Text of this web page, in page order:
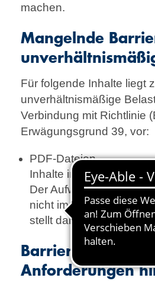
machen.
Mangelnde
Für folgende Inhalte liegt
unverhältnismäßige
Verbindung mit Richtlinie
Erwägungsgrund 39, vor:
PDF-Dateien
Inhalte in PDF-
Der Aufwand einer
nicht im Verhältnis zum
stellt damit eine
Barrierefreiheit
Anforderungen